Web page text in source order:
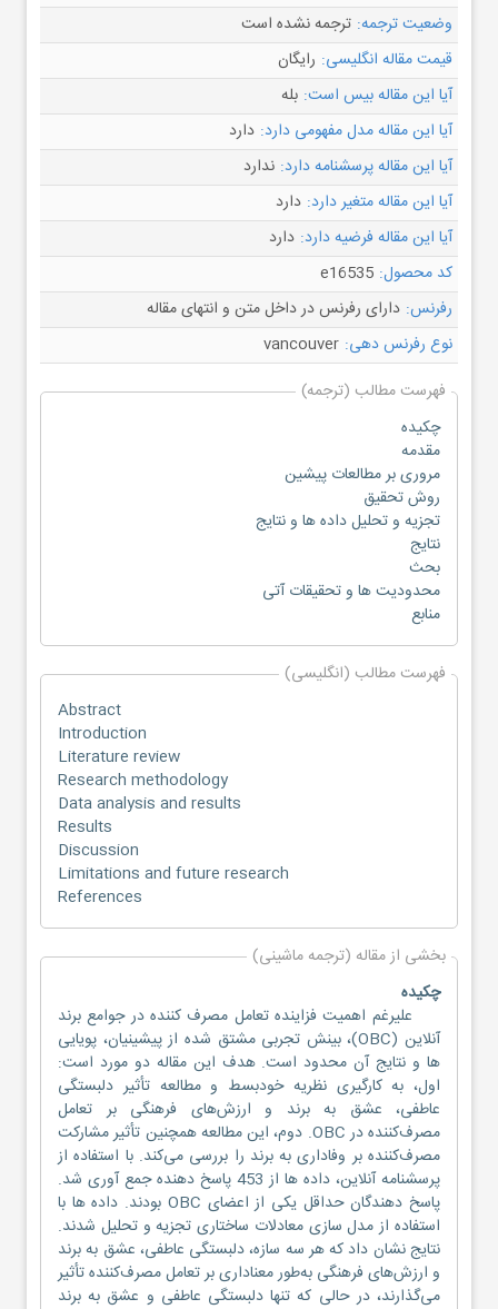
وضعیت ترجمه: ترجمه نشده است
قیمت مقاله انگلیسی: رایگان
آیا این مقاله بیس است: بله
آیا این مقاله مدل مفهومی دارد: دارد
آیا این مقاله پرسشنامه دارد: ندارد
آیا این مقاله متغیر دارد: دارد
آیا این مقاله فرضیه دارد: دارد
کد محصول: e16535
رفرنس: دارای رفرنس در داخل متن و انتهای مقاله
نوع رفرنس دهی: vancouver
فهرست مطالب (ترجمه)
چکیده
مقدمه
مروری بر مطالعات پیشین
روش تحقیق
تجزیه و تحلیل داده ها و نتایج
نتایج
بحث
محدودیت ها و تحقیقات آتی
منابع
فهرست مطالب (انگلیسی)
Abstract
Introduction
Literature review
Research methodology
Data analysis and results
Results
Discussion
Limitations and future research
References
بخشی از مقاله (ترجمه ماشینی)
چکیده
علیرغم اهمیت فزاینده تعامل مصرف کننده در جوامع برند
آنلاین (OBC)، بینش تجربی مشتق شده از پیشینیان، پویایی
ها و نتایج آن محدود است. هدف این مقاله دو مورد است:
اول، به کارگیری نظریه خودبسط و مطالعه تأثیر دلبستگی
عاطفی، عشق به برند و ارزش‌های فرهنگی بر تعامل
مصرف‌کننده در OBC. دوم، این مطالعه همچنین تأثیر مشارکت
مصرف‌کننده بر وفاداری به برند را بررسی می‌کند. با استفاده از
پرسشنامه آنلاین، داده ها از 453 پاسخ دهنده جمع آوری شد.
پاسخ دهندگان حداقل یکی از اعضای OBC بودند. داده ها با
استفاده از مدل سازی معادلات ساختاری تجزیه و تحلیل شدند.
نتایج نشان داد که هر سه سازه، دلبستگی عاطفی، عشق به برند
و ارزش‌های فرهنگی به‌طور معناداری بر تعامل مصرف‌کننده تأثیر
می‌گذارند، در حالی که تنها دلبستگی عاطفی و عشق به برند